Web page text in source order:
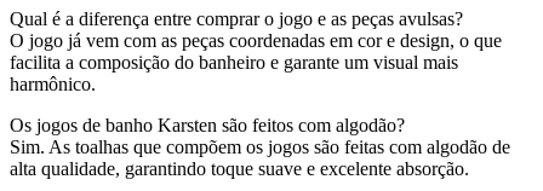
Qual é a diferença entre comprar o jogo e as peças avulsas?
O jogo já vem com as peças coordenadas em cor e design, o que
facilita a composição do banheiro e garante um visual mais
harmônico.
Os jogos de banho Karsten são feitos com algodão?
Sim. As toalhas que compõem os jogos são feitas com algodão de
alta qualidade, garantindo toque suave e excelente absorção.